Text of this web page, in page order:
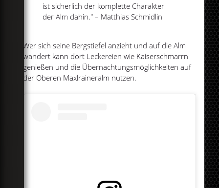
ist sicherlich der komplette Charakter
der Alm dahin." – Matthias Schmidlin
Wer sich seine Bergstiefel anzieht und auf die Alm
wandert kann dort Leckereien wie Kaiserschmarrn
genießen und die Übernachtungsmöglichkeiten auf
der Oberen Maxlraineralm nutzen.